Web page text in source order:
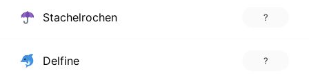
Stachelrochen ?
Delfine ?